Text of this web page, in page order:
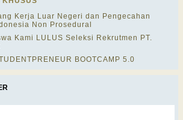
Kerja Luar Negeri dan Pengecahan
Non Prosedural
Kami LULUS Seleksi Rekrutmen PT.
BOOTCAMP 5.0